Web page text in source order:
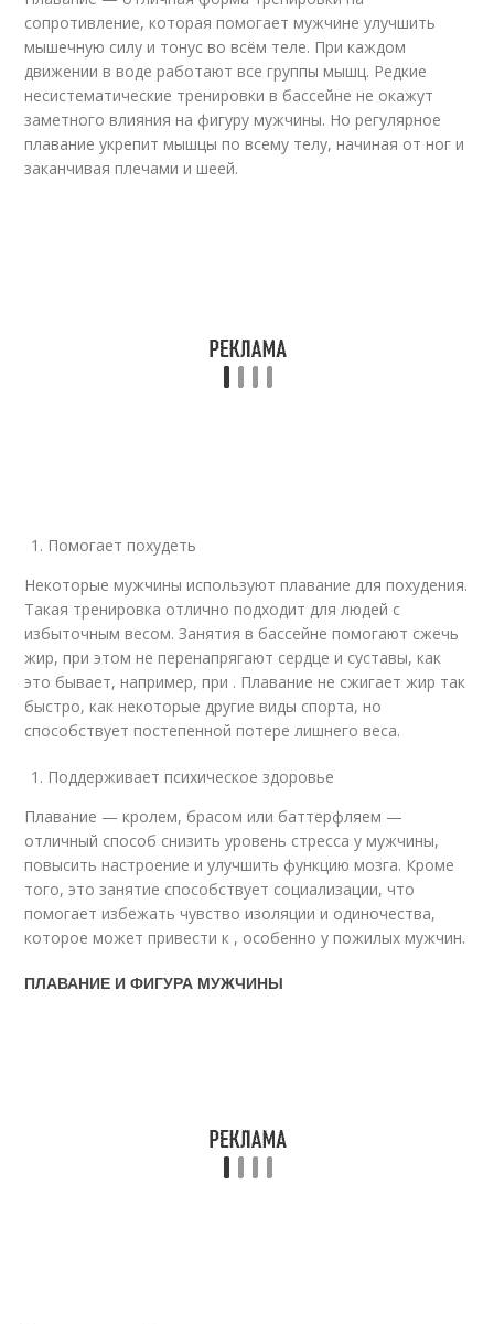
сопротивление, которая помогает мужчине улучшить
мышечную силу и тонус во всём теле. При каждом
движении в воде работают все группы мышц. Редкие
несистематические тренировки в бассейне не окажут
заметного влияния на фигуру мужчины. Но регулярное
плавание укрепит мышцы по всему телу, начиная от ног и
заканчивая плечами и шеей.
Помогает похудеть
Некоторые мужчины используют плавание для похудения.
Такая тренировка отлично подходит для людей с
избыточным весом. Занятия в бассейне помогают сжечь
жир, при этом не перенапрягают сердце и суставы, как
это бывает, например, при . Плавание не сжигает жир так
быстро, как некоторые другие виды спорта, но
способствует постепенной потере лишнего веса.
Поддерживает психическое здоровье
Плавание — кролем, брасом или баттерфляем —
отличный способ снизить уровень стресса у мужчины,
повысить настроение и улучшить функцию мозга. Кроме
того, это занятие способствует социализации, что
помогает избежать чувство изоляции и одиночества,
которое может привести к , особенно у пожилых мужчин.
ПЛАВАНИЕ И ФИГУРА МУЖЧИНЫ